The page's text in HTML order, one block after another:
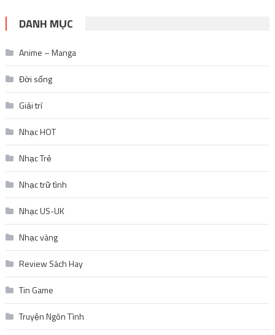
DANH MỤC
Anime – Manga
Đời sống
Giải trí
Nhạc HOT
Nhạc Trẻ
Nhạc trữ tình
Nhạc US-UK
Nhạc vàng
Review Sách Hay
Tin Game
Truyện Ngôn Tình